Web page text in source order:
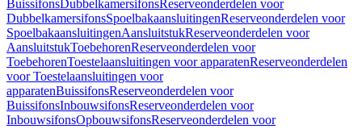
BuissifonsDubbelkamersifonsReserveonderdelen voor
DubbelkamersifonsSpoelbakaansluitingenReserveonderdelen voor
SpoelbakaansluitingenAansluitstukReserveonderdelen voor
AansluitstukToebehorenReserveonderdelen voor
ToebehorenToestelaansluitingen voor apparatenReserveonderdelen
voor Toestelaansluitingen voor
apparatenBuissifonsReserveonderdelen voor
BuissifonsInbouwsifonsReserveonderdelen voor
InbouwsifonsOpbouwsifonsReserveonderdelen voor